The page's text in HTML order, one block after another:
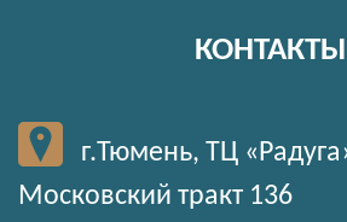
КОНТАКТЫ
г.Тюмень, ТЦ
Московский тракт 136